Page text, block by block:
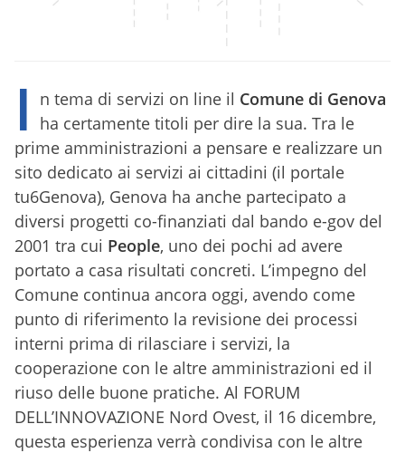
I n tema di servizi on line il Comune di Genova
ha certamente titoli per dire la sua. Tra le
prime amministrazioni a pensare e realizzare un
sito dedicato ai servizi ai cittadini (il portale
tu6Genova), Genova ha anche partecipato a
diversi progetti co-finanziati dal bando e-gov del
2001 tra cui People, uno dei pochi ad avere
portato a casa risultati concreti. L’impegno del
Comune continua ancora oggi, avendo come
punto di riferimento la revisione dei processi
interni prima di rilasciare i servizi, la
cooperazione con le altre amministrazioni ed il
riuso delle buone pratiche. Al FORUM
DELL’INNOVAZIONE Nord Ovest, il 16 dicembre,
questa esperienza verrà condivisa con le altre